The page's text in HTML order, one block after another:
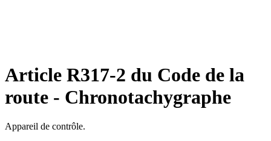
Article R317-2 du Code de la
route - Chronotachygraphe
Appareil de contrôle.